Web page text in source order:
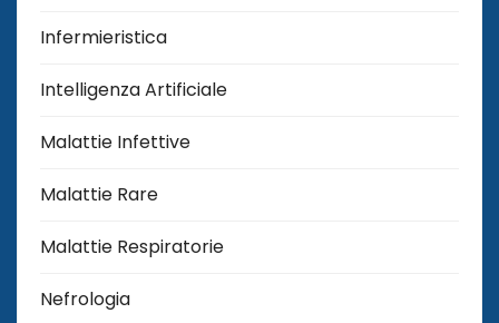
Infermieristica
Intelligenza Artificiale
Malattie Infettive
Malattie Rare
Malattie Respiratorie
Nefrologia